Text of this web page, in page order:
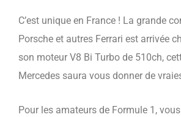
C’est unique en France ! La grande
Porsche et autres Ferrari est arrivée
son moteur V8 Bi Turbo de 510ch,
Mercedes saura vous donner de
Pour les amateurs de Formule 1,